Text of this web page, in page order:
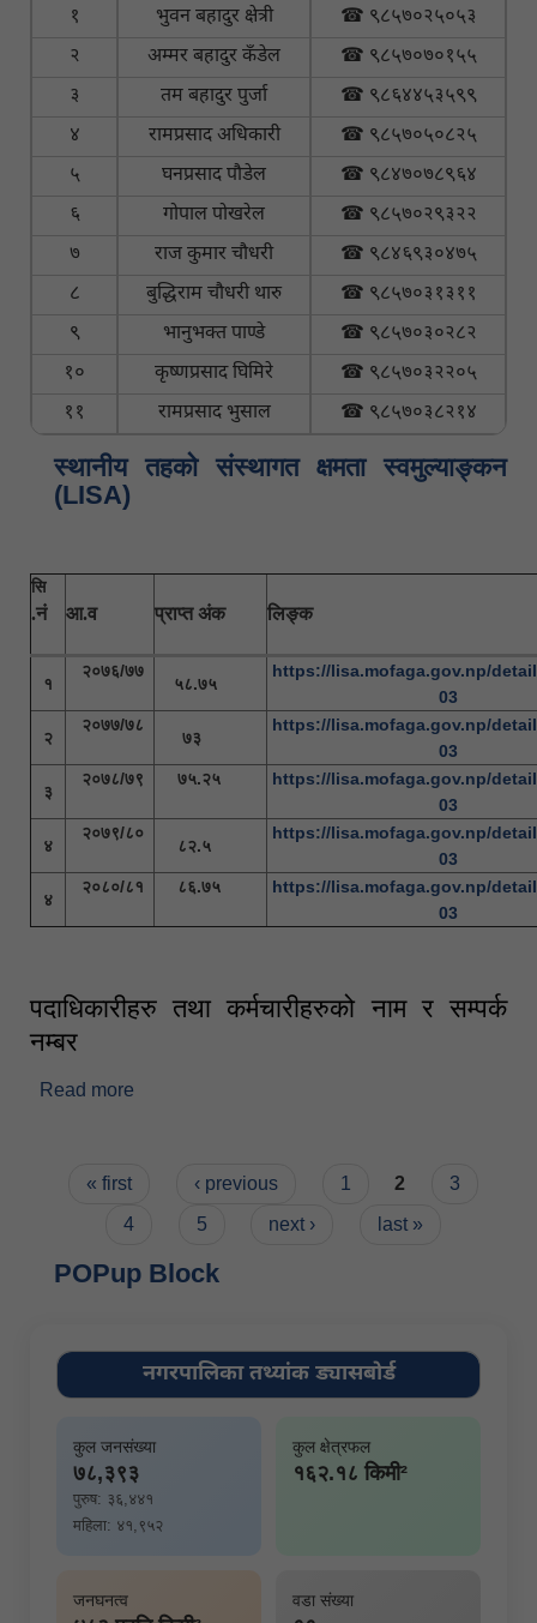
१ भुवन बहादुर क्षेत्री
☎ ९८५७०२५०५३
२
अम्मर बहादुर कँडेल
☎ ९८५७०७०१५५
३
तम बहादुर पुर्जा
☎ ९८६४४५३५९९
४
रामप्रसाद अधिकारी
☎ ९८५७०५०८२५
५
घनप्रसाद पौडेल
☎ ९८४७०७८९६४
६
गोपाल पोखरेल
☎ ९८५७०२९३२२
७
राज कुमार चौधरी
☎ ९८४६९३०४७५
८
बुद्धिराम चौधरी थारु
☎ ९८५७०३१३११
९
भानुभक्त पाण्डे
☎ ९८५७०३०२८२
१०
कृष्णप्रसाद घिमिरे
☎ ९८५७०३२२०५
११
रामप्रसाद भुसाल ☎ ९८५७०३८२१४
स्थानीय तहकाे संस्थागत क्षमता स्वमुल्याङ्कन
(LISA)
सि
.नं आ.व प्राप्त अंक लिङ्क
१
२०७६/७७
५८.७५
https://lisa.mofaga.gov.np/
03
२
२०७७/७८
७३
https://lisa.mofaga.gov.np/
03
३
२०७८/७९ ७५.२५
https://lisa.mofaga.gov.np/
03
४
२०७९/८०
८२.५
https://lisa.mofaga.gov.np/
03
४
२०८०/८१ ८६.७५
https://lisa.mofaga.gov.np/
03
पदाधिकारीहरु तथा कर्मचारीहरुको नाम र सम्पर्क
नम्बर
Read more
Pages
« first ‹ previous 1 2
3
4
5 next › last »
POPup Block
नगरपालिका तथ्यांक ड्यासबोर्ड
कुल जनसंख्या
७८,३९३
पुरुष: ३६,४४१
महिला: ४१,९५२
कुल क्षेत्रफल
१६२.१८ किमी²
जनघनत्व वडा संख्या